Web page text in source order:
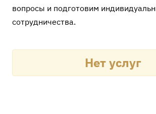
вопросы и подготовим
сотрудничества.
Нет услуг